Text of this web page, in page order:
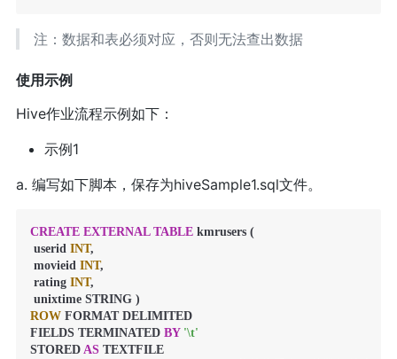
注：数据和表必须对应，否则无法查出数据
使用示例
Hive作业流程示例如下：
示例1
a. 编写如下脚本，保存为hiveSample1.sql文件。
CREATE EXTERNAL TABLE kmrusers (
userid INT,
movieid INT,
rating INT,
ROW FORMAT DELIMITED
FIELDS TERMINATED BY '\t'
STORED AS TEXTFILE